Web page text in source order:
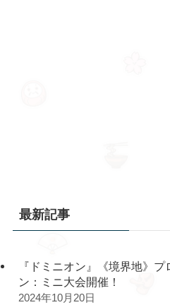
最新記事
『ドミニオン』《境界地》
ン：ミニ大会開催！
2024年10月20日